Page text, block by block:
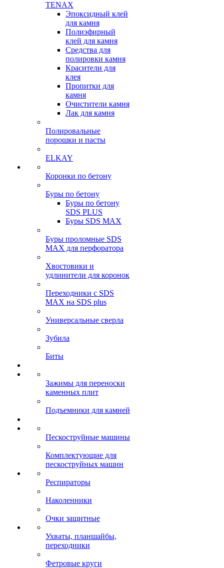
TENAX
Эпоксидный клей
для камня
Полиэфирный
клей для камня
Средства для
полировки камня
Красители для
клея
Пропитки для
камня
Очистители камня
Лак для камня
Полировальные
порошки и пасты
ELKAY
Коронки по бетону
Буры по бетону
Буры по бетону
SDS PLUS
Буры SDS MAX
Буры проломные SDS
MAX для перфоратора
Хвостовики и
удлинители для коронок
Переходники с SDS
MAX на SDS plus
Универсальные сверла
Зубила
Биты
Зажимы для переноски
каменных плит
Подъемники для камней
Пескоструйные машины
Комплектующие для
пескоструйных машин
Респираторы
Наколенники
Очки защитные
Ухваты, планшайбы,
переходники
Фетровые круги